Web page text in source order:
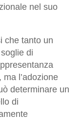
nel suo
che tanto un
di
l’adozione
determinare un
di